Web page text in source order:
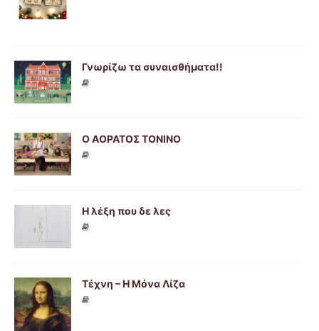
Γνωρίζω τα συναισθήματα!!
Ο ΑΟΡΑΤΟΣ ΤΟΝΙΝΟ
Η λέξη που δε λες
Τέχνη – Η Μόνα Λίζα